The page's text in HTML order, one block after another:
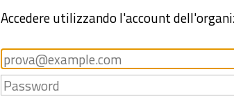
Accedere utilizzando l'account